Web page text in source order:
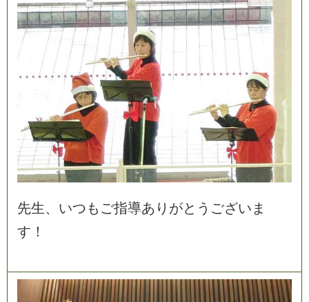
先生、 いつも ご指導あ り がと う ござい ま
す ！